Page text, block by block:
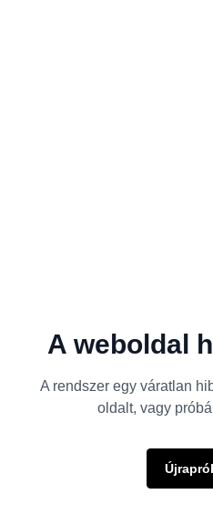
A weboldal
A rendszer egy váratlan
oldalt, vagy